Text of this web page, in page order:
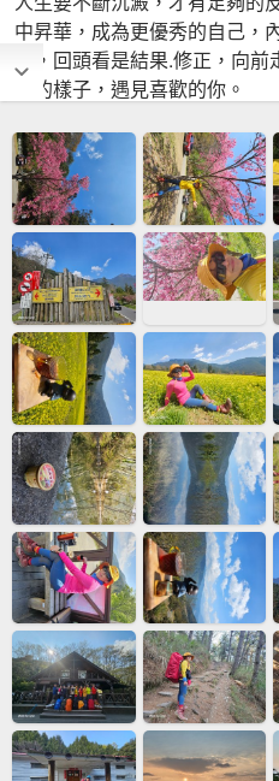
中昇華，成為更優秀的自己，
傲，回頭看是結果.修正，向
歡的樣子，遇見喜歡的你。